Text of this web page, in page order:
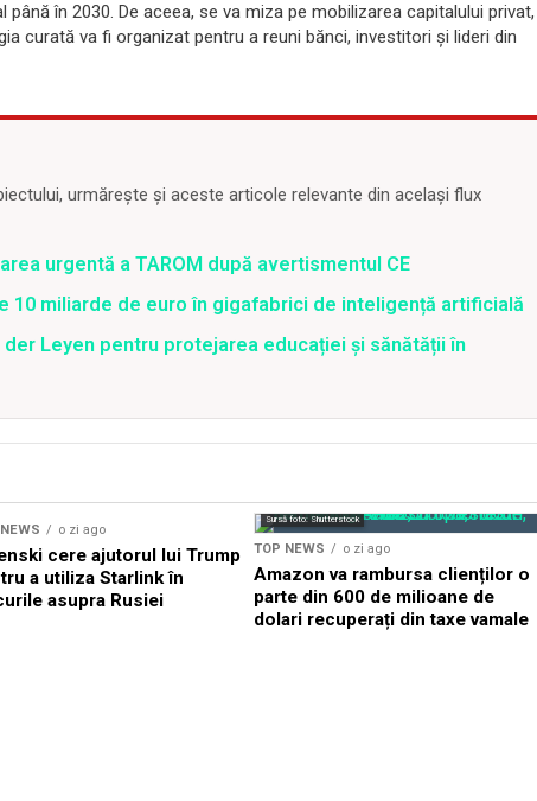
în 2030. De aceea, se va miza pe mobilizarea capitalului privat,
curată va fi organizat pentru a reuni bănci, investitori și lideri din
urmărește și aceste articole relevante din același flux
urgentă a TAROM după avertismentul CE
10 miliarde de euro în gigafabrici de inteligență artificială
der Leyen pentru protejarea educației și sănătății în
o zi ago
cere ajutorul lui Trump
a utiliza Starlink în
asupra Rusiei
Sursă foto: Shutterstock
TOP NEWS o zi ago
Amazon va rambursa clienților o
parte din 600 de milioane de
dolari recuperați din taxe vamale